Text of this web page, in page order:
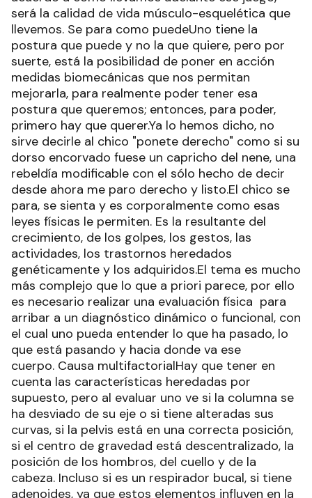
será la calidad de vida músculo-esquelética que
llevemos. Se para como puedeUno tiene la
postura que puede y no la que quiere, pero por
suerte, está la posibilidad de poner en acción
medidas biomecánicas que nos permitan
mejorarla, para realmente poder tener esa
postura que queremos; entonces, para poder,
primero hay que querer.Ya lo hemos dicho, no
sirve decirle al chico "ponete derecho" como si su
dorso encorvado fuese un capricho del nene, una
rebeldía modificable con el sólo hecho de decir
desde ahora me paro derecho y listo.El chico se
para, se sienta y es corporalmente como esas
leyes físicas le permiten. Es la resultante del
crecimiento, de los golpes, los gestos, las
actividades, los trastornos heredados
genéticamente y los adquiridos.El tema es mucho
más complejo que lo que a priori parece, por ello
es necesario realizar una evaluación física para
arribar a un diagnóstico dinámico o funcional, con
el cual uno pueda entender lo que ha pasado, lo
que está pasando y hacia donde va ese
cuerpo. Causa multifactorialHay que tener en
cuenta las características heredadas por
supuesto, pero al evaluar uno ve si la columna se
ha desviado de su eje o si tiene alteradas sus
curvas, si la pelvis está en una correcta posición,
si el centro de gravedad está descentralizado, la
posición de los hombros, del cuello y de la
cabeza. Incluso si es un respirador bucal, si tiene
adenoides, ya que estos elementos influyen en la